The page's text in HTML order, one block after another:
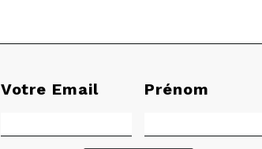
Votre Email Prénom